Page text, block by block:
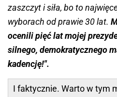
zaszczyt i siła, bo to
wyborach od prawie 30 lat.
ocenili pięć lat mojej
silnego, demokratycznego
kadencję!".
I faktycznie. Warto w tym